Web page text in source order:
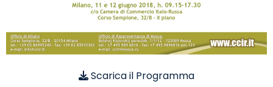
Scarica il Programma